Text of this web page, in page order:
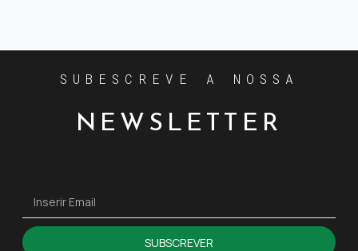
SUBESCREVE A NOSSA
NEWSLETTER
SUBSCREVER